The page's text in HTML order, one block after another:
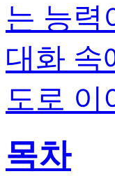
는 능력
대화 속
도로 이
목차